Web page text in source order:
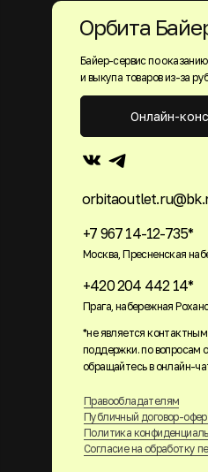
Байер-сервис по
и выкупа товаров из-за
+7 967 14-12-735*
Москва, Пресненская
+420 204 442 14*
Прага, набережная
Правообладателям
Публичный договор-
Политика
Согласие на обработку
Онлайн-
Орбита
*не является
поддержки. по вопросам
обращайтесь в онлайн-